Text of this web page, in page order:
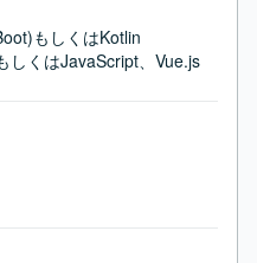
もしくはKotlin
しくはJavaScript、Vue.js